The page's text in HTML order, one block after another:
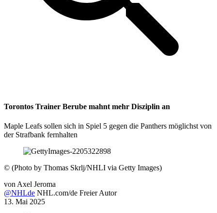
Torontos Trainer Berube mahnt mehr Disziplin an
Maple Leafs sollen sich in Spiel 5 gegen die Panthers möglichst von
der Strafbank fernhalten
© (Photo by Thomas Skrlj/NHLI via Getty Images)
von Axel Jeroma
@NHLde NHL.com/de Freier Autor
13. Mai 2025